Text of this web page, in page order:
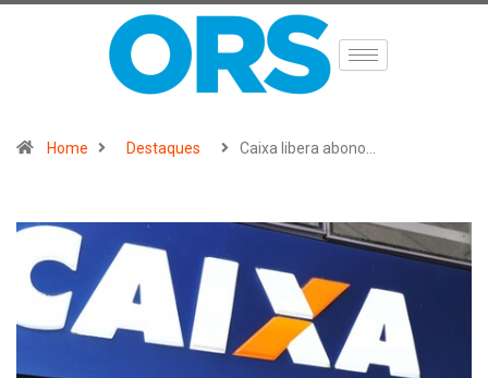
Home Destaques Caixa libera abono…